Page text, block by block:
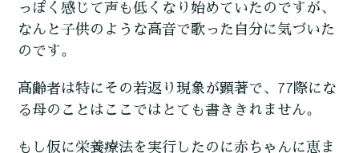
っぽく感じて声も低くなり始めていたのですが、
なんと子供のような高音で歌った自分に気づいた
のです。
高齢者は特にその若返り現象が顕著で、77際にな
る母のことはここではとても書ききれません。
もし仮に栄養療法を実行したのに赤ちゃんに恵ま